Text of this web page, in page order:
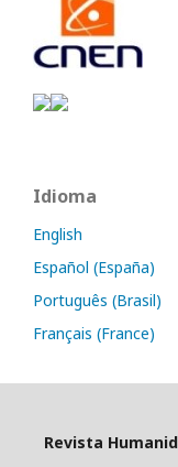
Idioma
English
Español (España)
Português (Brasil)
Français (France)
Revista